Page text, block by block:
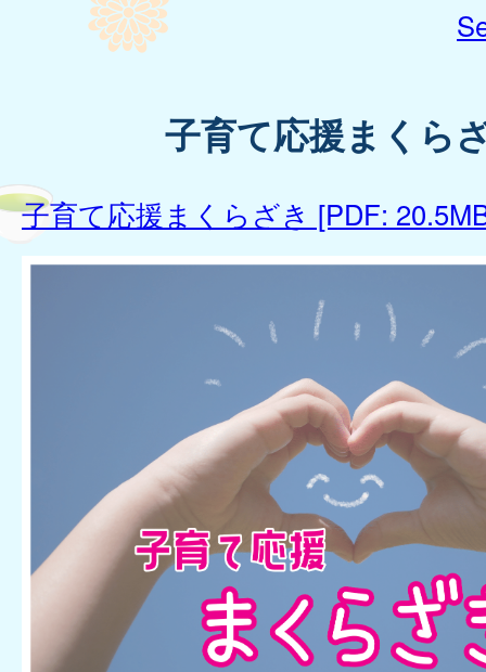
子育て応援まくら
子育て応援まくらざき [PDF: